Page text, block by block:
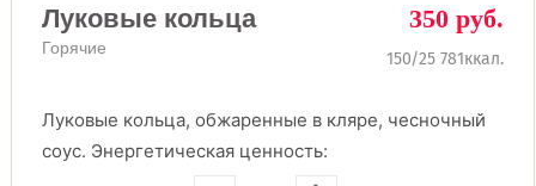
Луковые кольца
Горячие
350 руб.
150/25 781ккал.
Луковые кольца, обжаренные в кляре, чесночный
соус. Энергетическая ценность: